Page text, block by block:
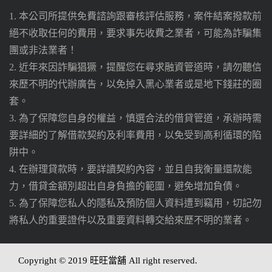
1. 本公司所提供免費諮詢跟審核評估服務，案件結案撥款前
絕不收取任何的費用，要求事先收費之業者，可能為詐騙集
團或非法業者！
2. 近年來因詐騙猖獗，提醒您在尋求融資管道時，請勿聽信
來歷不明的代辦廣告，以免掉入黑心業者或是地下錢莊的圈
套。
3. 為了保障您自身的權益，慎選合法的借貸管道，承辦時需
要詳細的了解借款契約及利率費用，以免受到高利循環的陷
阱中。
4. 在辦理貸款時，要詳讀契約內容，並且自我衡量還款能
力，借貸金額別超出自身負擔的範圍，避免增加負債。
5. 為了保障您私人的隱私及預防個人資料遭到竊用，切記勿
將私人的重要證件以及重要資料轉交給來歷不明的業者。
Copyright © 2019 旺旺當舖 All right reserved.